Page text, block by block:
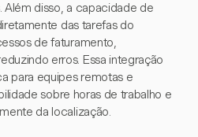
disso, a capacidade de
das tarefas do
de faturamento,
erros. Essa integração
para equipes remotas e
sobre horas de trabalho e
da localização.